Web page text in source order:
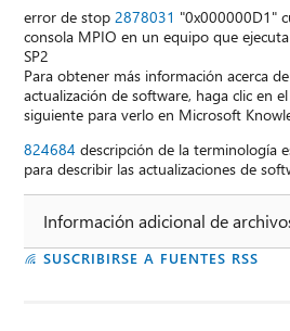
error de stop2878031 "0x000000D1"
consola MPIO en un equipo que
SP2
Para obtener más información acerca
actualización de software, haga clic en
siguiente para verlo en Microsoft
824684 descripción de la terminología
para describir las actualizaciones de
Información adicional de
SUSCRIBIRSE A FUENTES RSS